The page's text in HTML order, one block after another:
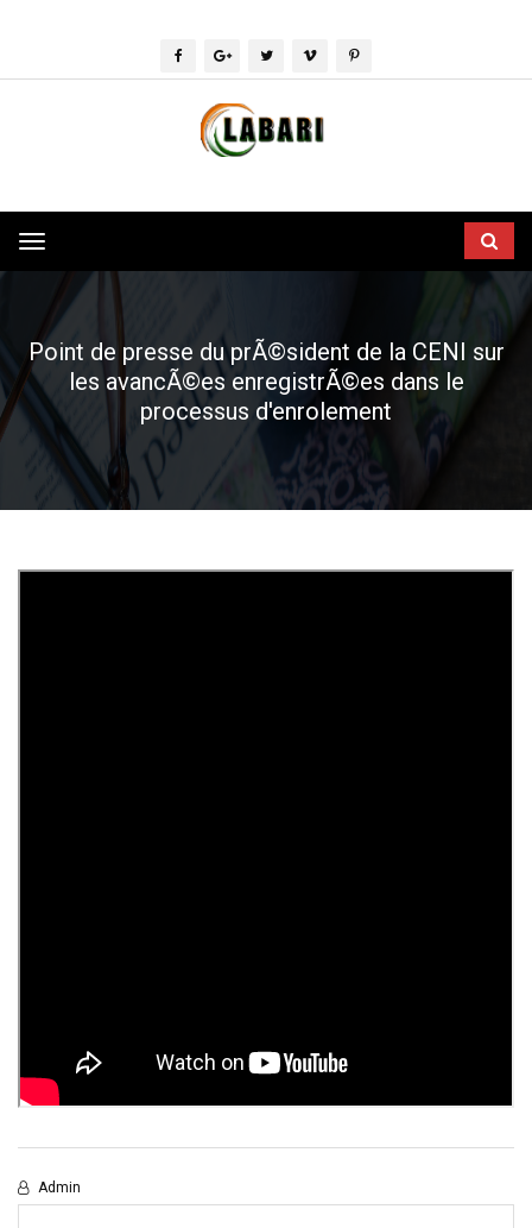
Toggle
navigation
Point de presse du prÃ©sident de la CENI sur
les avancÃ©es enregistrÃ©es dans le
processus d'enrolement
Admin